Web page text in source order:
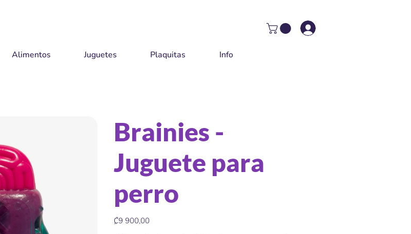
Alimentos Juguetes Plaquitas Info
Brainies -
Juguete para
perro
Precio
₡9 900,00